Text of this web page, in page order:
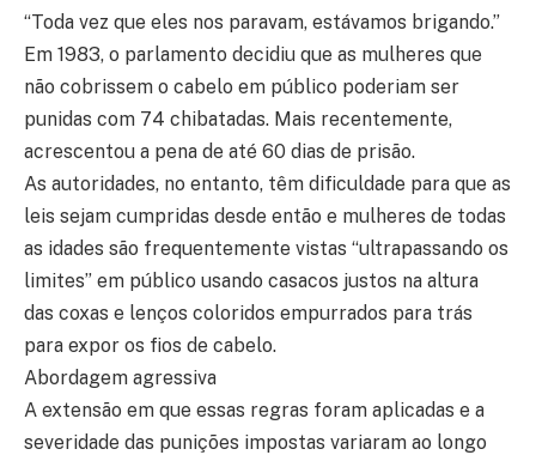
“Toda vez que eles nos paravam, estávamos brigando.”
Em 1983, o parlamento decidiu que as mulheres que
não cobrissem o cabelo em público poderiam ser
punidas com 74 chibatadas. Mais recentemente,
acrescentou a pena de até 60 dias de prisão.
As autoridades, no entanto, têm dificuldade para que as
leis sejam cumpridas desde então e mulheres de todas
as idades são frequentemente vistas “ultrapassando os
limites” em público usando casacos justos na altura
das coxas e lenços coloridos empurrados para trás
para expor os fios de cabelo.
Abordagem agressiva
A extensão em que essas regras foram aplicadas e a
severidade das punições impostas variaram ao longo